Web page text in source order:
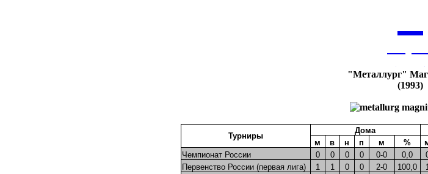
"Металлург"
(1993)
Турниры
Дома
м
в н п м %
Чемпионат России
0 0 0 0 0-0 0,0
Первенство России (первая лига)
1 1 0 0 2-0 100,0